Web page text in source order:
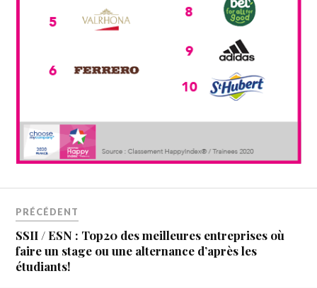
PRÉCÉDENT
SSII / ESN : Top20 des meilleures entreprises où
faire un stage ou une alternance d’après les
étudiants!